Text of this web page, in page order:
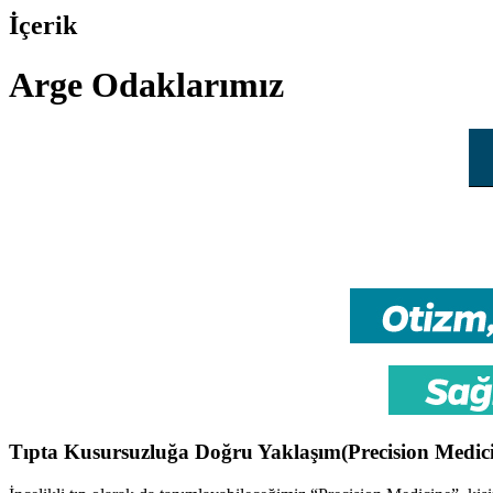
İçerik
Arge Odaklarımız
Tıpta Kusursuzluğa Doğru Yaklaşım(Precision